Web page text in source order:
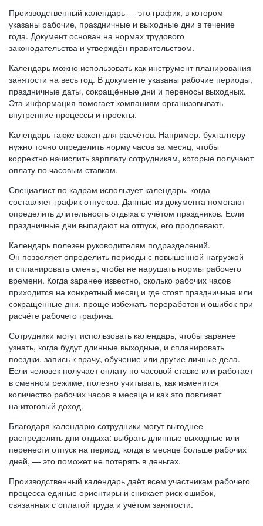
Производственный календарь — это график, в котором
указаны рабочие, праздничные и выходные дни в течение
года. Документ основан на нормах трудового
законодательства и утверждён правительством.
Календарь можно использовать как инструмент планирования
занятости на весь год. В документе указаны рабочие периоды,
праздничные даты, сокращённые дни и переносы выходных.
Эта информация помогает компаниям организовывать
внутренние процессы и проекты.
Календарь также важен для расчётов. Например, бухгалтеру
нужно точно определить норму часов за месяц, чтобы
корректно начислить зарплату сотрудникам, которые получают
оплату по часовым ставкам.
Специалист по кадрам использует календарь, когда
составляет график отпусков. Данные из документа помогают
определить длительность отдыха с учётом праздников. Если
праздничные дни выпадают на отпуск, его продлевают.
Календарь полезен руководителям подразделений.
Он позволяет определить периоды с повышенной нагрузкой
и спланировать смены, чтобы не нарушать нормы рабочего
времени. Когда заранее известно, сколько рабочих часов
приходится на конкретный месяц и где стоят праздничные или
сокращённые дни, проще избежать переработок и ошибок при
расчёте рабочего графика.
Сотрудники могут использовать календарь, чтобы заранее
узнать, когда будут длинные выходные, и спланировать
поездки, запись к врачу, обучение или другие личные дела.
Если человек получает оплату по часовой ставке или работает
в сменном режиме, полезно учитывать, как изменится
количество рабочих часов в месяце и как это повлияет
на итоговый доход.
Благодаря календарю сотрудники могут выгоднее
распределить дни отдыха: выбрать длинные выходные или
перенести отпуск на период, когда в месяце больше рабочих
дней, — это поможет не потерять в деньгах.
Производственный календарь даёт всем участникам рабочего
процесса единые ориентиры и снижает риск ошибок,
связанных с оплатой труда и учётом занятости.